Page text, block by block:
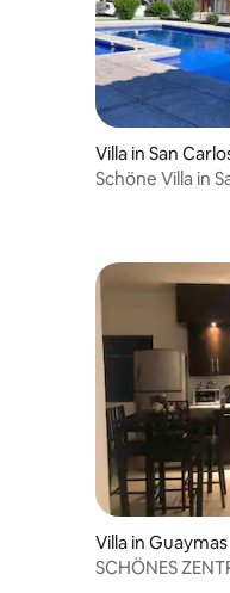
Villa in San
mas
Schöne Villa in
Villa in Guaymas
SCHÖNES